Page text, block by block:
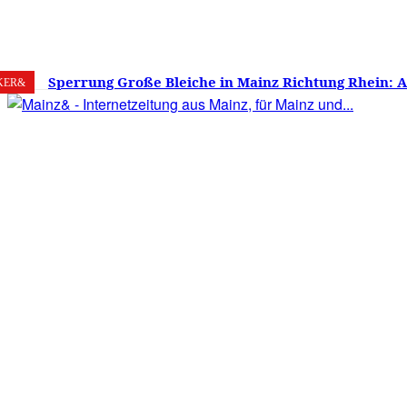
7. August 2026 24.8 Mainz
Sperrung Große Bleiche in Mainz Richtung Rhein:
verwirrt, Mainzer stinksauer – Haben die Mainzer